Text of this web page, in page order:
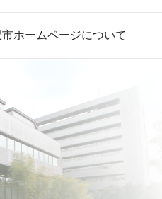
市ホームページについて